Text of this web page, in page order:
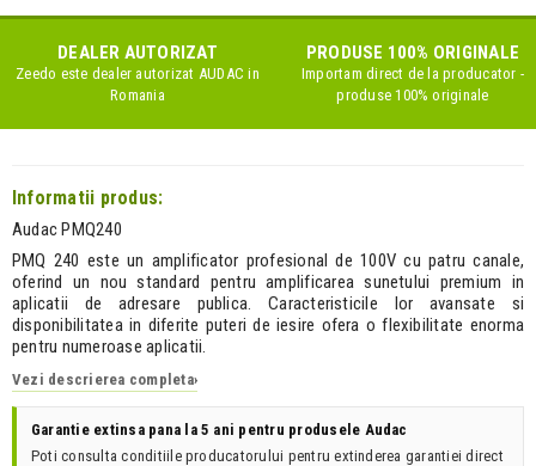
DEALER AUTORIZAT
Zeedo este dealer autorizat AUDAC in
Romania
PRODUSE 100% ORIGINALE
Importam direct de la producator -
produse 100% originale
Informatii produs:
Audac PMQ240
PMQ 240 este un amplificator profesional de 100V cu patru canale,
oferind un nou standard pentru amplificarea sunetului premium in
aplicatii de adresare publica. Caracteristicile lor avansate si
disponibilitatea in diferite puteri de iesire ofera o flexibilitate enorma
pentru numeroase aplicatii.
Vezi descrierea completa›
Garantie extinsa pana la 5 ani pentru produsele Audac
Poti consulta conditiile producatorului pentru extinderea garantiei direct